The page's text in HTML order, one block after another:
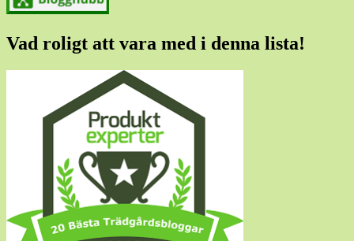
Vad roligt att vara med i denna lista!